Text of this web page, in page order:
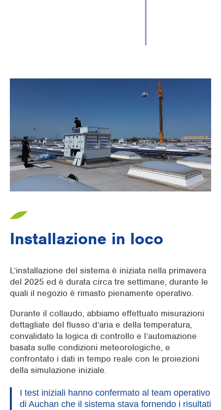
Installazione in loco
L’installazione del sistema è iniziata nella primavera
del 2025 ed è durata circa tre settimane, durante le
quali il negozio è rimasto pienamente operativo.
Durante il collaudo, abbiamo effettuato misurazioni
dettagliate del flusso d’aria e della temperatura,
convalidato la logica di controllo e l’automazione
basata sulle condizioni meteorologiche, e
confrontato i dati in tempo reale con le proiezioni
della simulazione iniziale.
I test iniziali hanno confermato al team operativo
di Auchan che il sistema stava fornendo i risultati